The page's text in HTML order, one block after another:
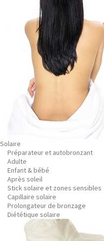
Solaire
Préparateur et autobronzant
Adulte
Enfant & bébé
Après soleil
Stick solaire et zones sensibles
Capillaire solaire
Prolongateur de bronzage
Diététique solaire